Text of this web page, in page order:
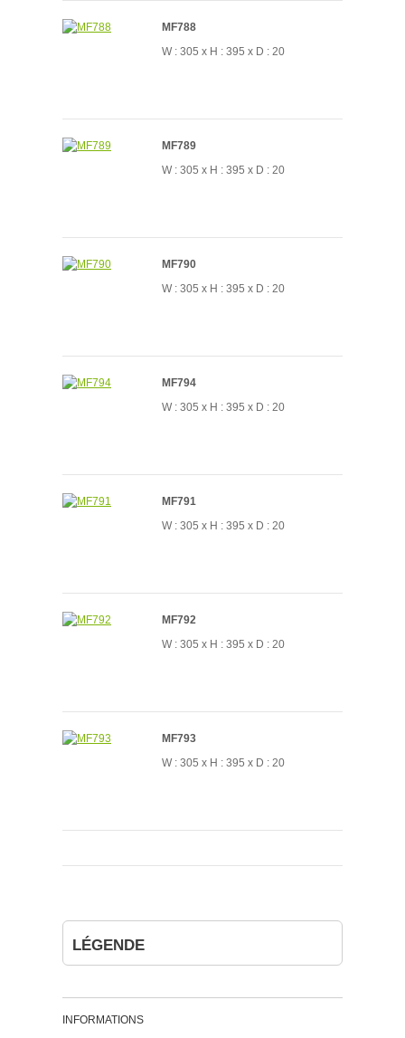
MF788
W : 305 x H : 395 x D : 20
MF789
W : 305 x H : 395 x D : 20
MF790
W : 305 x H : 395 x D : 20
MF794
W : 305 x H : 395 x D : 20
MF791
W : 305 x H : 395 x D : 20
MF792
W : 305 x H : 395 x D : 20
MF793
W : 305 x H : 395 x D : 20
LÉGENDE
INFORMATIONS